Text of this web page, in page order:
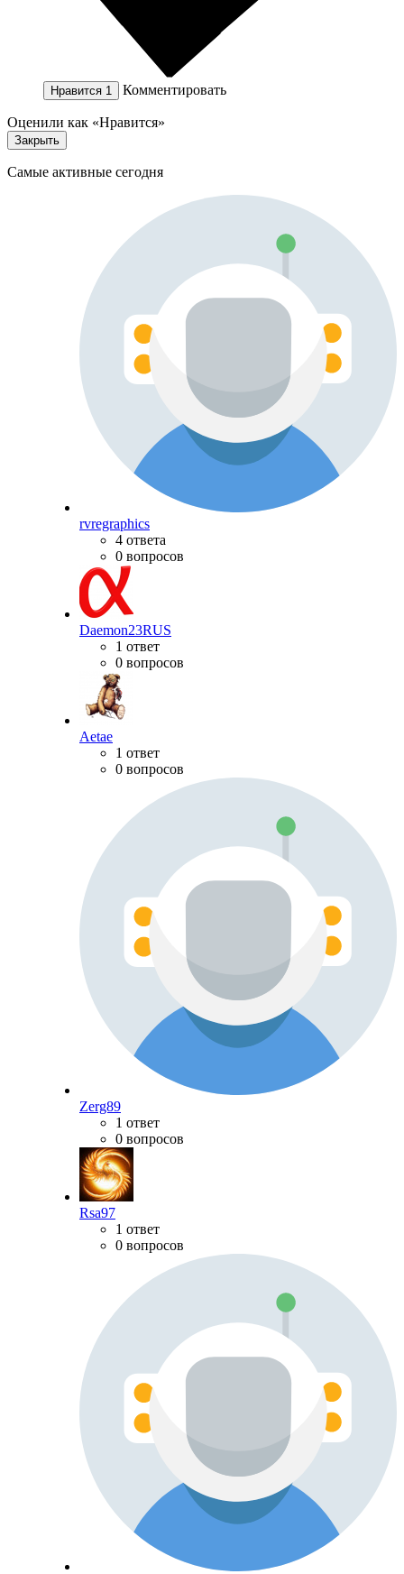
Нравится 1 Комментировать
Оценили как «Нравится»
Закрыть
Самые активные сегодня
rvregraphics
4 ответа
0 вопросов
Daemon23RUS
1 ответ
0 вопросов
Aetae
1 ответ
0 вопросов
Zerg89
1 ответ
0 вопросов
Rsa97
1 ответ
0 вопросов